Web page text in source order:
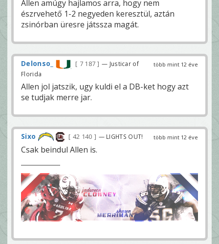
Allen amúgy hajlamos arra, hogy nem
észrvehető 1-2 negyeden keresztül, aztán
zsinórban üresre játssza magát.
több mint 12 éve
Delonso_ 7 187
— Justicar of
Florida
Allen jol jatszik, ugy kuldi el a DB-ket hogy azt
se tudjak merre jar.
több mint 12 éve
Sixo 42 140 — LIGHTS OUT!
Csak beindul Allen is.